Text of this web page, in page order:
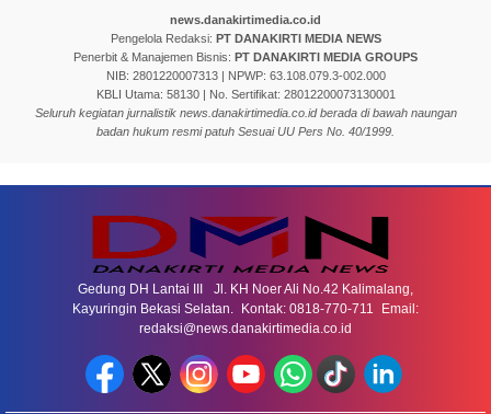
news.danakirtimedia.co.id
Pengelola Redaksi: PT DANAKIRTI MEDIA NEWS
Penerbit & Manajemen Bisnis: PT DANAKIRTI MEDIA GROUPS
NIB: 2801220007313 | NPWP: 63.108.079.3-002.000
KBLI Utama: 58130 | No. Sertifikat: 28012200073130001
Seluruh kegiatan jurnalistik news.danakirtimedia.co.id berada di bawah naungan
badan hukum resmi patuh Sesuai UU Pers No. 40/1999.
Gedung DH Lantai III Jl. KH Noer Ali No.42 Kalimalang,
Kayuringin Bekasi Selatan. Kontak: 0818-770-711 Email:
redaksi@news.danakirtimedia.co.id